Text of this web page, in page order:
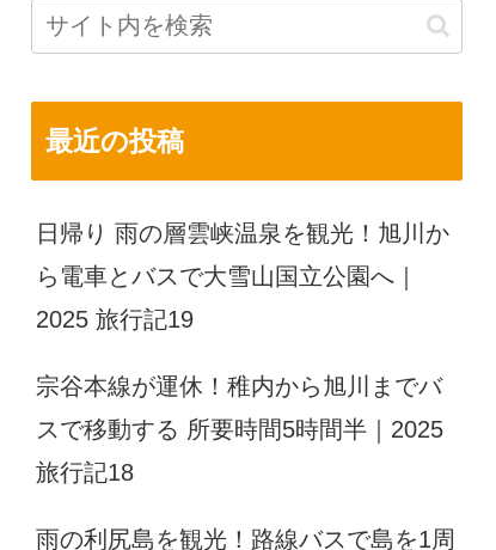
最近の投稿
日帰り 雨の層雲峡温泉を観光！旭川か
ら電車とバスで大雪山国立公園へ｜
2025 旅行記19
宗谷本線が運休！稚内から旭川までバ
スで移動する 所要時間5時間半｜2025
旅行記18
雨の利尻島を観光！路線バスで島を1周